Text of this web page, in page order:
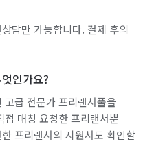
담만 가능합니다. 결제 후의
인가요?
급 전문가 프리랜서풀을
매칭 요청한 프리랜서뿐
프리랜서의 지원서도 확인할